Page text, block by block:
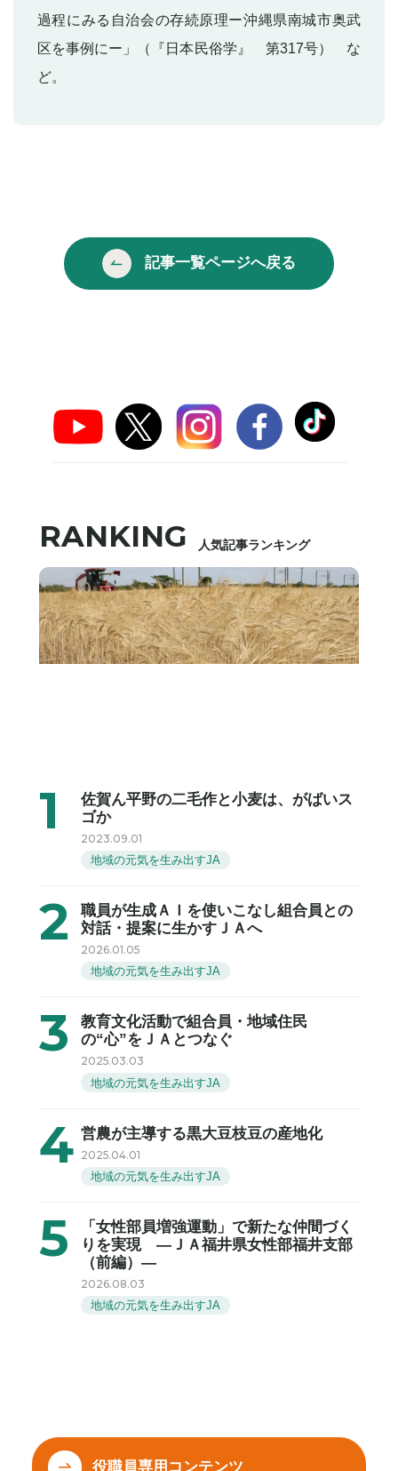
過程にみる自治会の存続原理ー沖縄県南城市奥武
区を事例にー」（『日本民俗学』 第317号） な
ど。
記事一覧ページへ戻る
RANKING 人気記事ランキング
佐賀ん平野の二毛作と小麦は、がばいス
ゴか
2023.09.01
地域の元気を生み出すJA
職員が生成ＡＩを使いこなし組合員との
対話・提案に生かすＪＡへ
2026.01.05
地域の元気を生み出すJA
教育文化活動で組合員・地域住民
の“心”をＪＡとつなぐ
2025.03.03
地域の元気を生み出すJA
営農が主導する黒大豆枝豆の産地化
2025.04.01
地域の元気を生み出すJA
「女性部員増強運動」で新たな仲間づく
りを実現 ―ＪＡ福井県女性部福井支部
（前編）―
2026.08.03
地域の元気を生み出すJA
役職員専用コンテンツ